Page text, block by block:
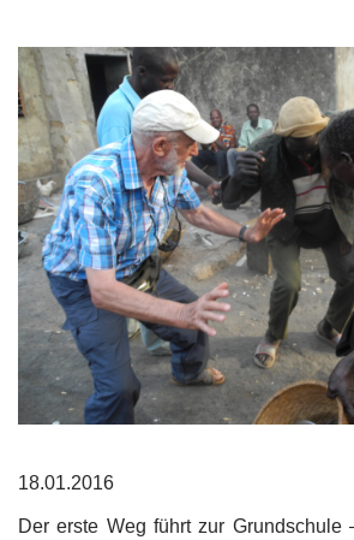
18.01.2016
Der erste Weg führt zur Grundschule